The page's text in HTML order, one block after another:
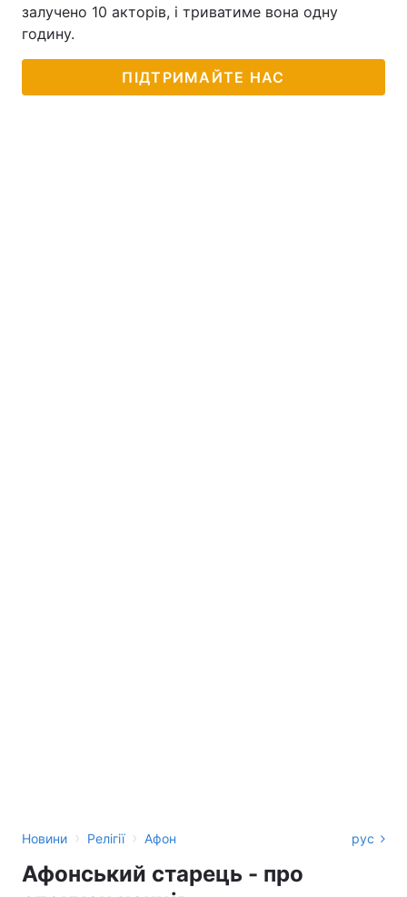
залучено 10 акторів, і триватиме вона одну
годину.
ПІДТРИМАЙТЕ НАС
Новини › Релігії › Афон рус
Афонський старець - про